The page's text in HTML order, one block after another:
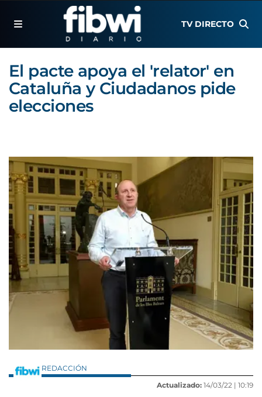
TV DIRECTO
El pacte apoya el 'relator' en
Cataluña y Ciudadanos pide
elecciones
REDACCIÓN
Actualizado: 14/03/22 | 10:19